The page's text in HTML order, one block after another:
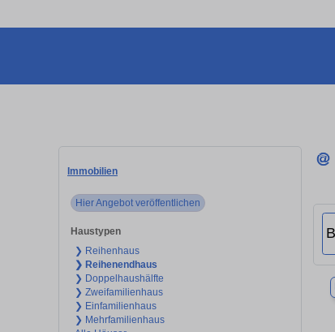
Immobilien
Hier Angebot veröffentlichen
Haustypen
❯ Reihenhaus
❯ Reihenendhaus
❯ Doppelhaushälfte
❯ Zweifamilienhaus
❯ Einfamilienhaus
❯ Mehrfamilienhaus